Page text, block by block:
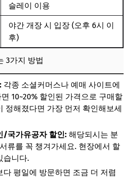
슬레이 이용
야간 개장 시 입장 (오후 6시 이
후)
3가지 방법
각종 소셜커머스나 예매 사이트에
10~20% 할인된 가격으로 구매할
정해졌다면 가장 먼저 확인해보세
국가유공자 할인: 해당되시는 분
류를 꼭 챙겨가세요. 현장에서 할
습니다.
다 평일에 방문하면 조금 더 저렴